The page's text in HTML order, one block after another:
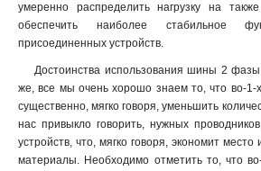
умеренно распределить нагрузку на
обеспечить наиболее стабильное
присоединенных устройств.
Достоинства использования шины 2
же, все мы очень хорошо знаем то, что во-1-
существенно, мягко говоря, уменьшить
нас привыкло говорить, нужных
устройств, что, мягко говоря, экономит
материалы. Необходимо отметить то, что